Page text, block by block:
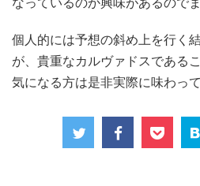
個人的には予想の斜め上を行く
が、貴重なカルヴァドスである
気になる方は是非実際に味わっ